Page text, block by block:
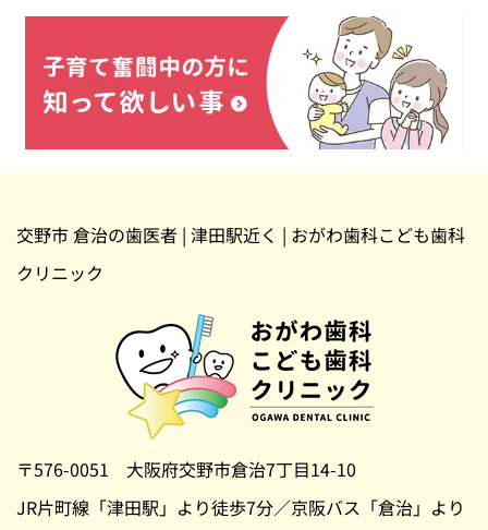
交野市 倉治の歯医者 | 津田駅近く | おがわ歯科こども歯科
クリニック
〒576-0051 大阪府交野市倉治7丁目14-10
JR片町線「津田駅」より徒歩7分／京阪バス「倉治」より